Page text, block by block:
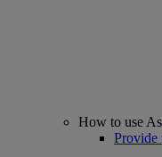
How to use
Provide